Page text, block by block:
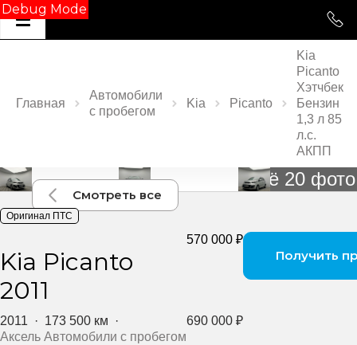
Debug Mode
Главная
Автомобили
с пробегом
Kia Picanto
Kia
Picanto
Хэтчбек
Бензин
1,3 л 85
л.с.
АКПП
Ещё 20 фото
Смотреть все
Оригинал ПТС
Kia Picanto
2011
570 000 ₽
2011 · 173 500 км ·
Аксель Автомобили с пробегом
690 000 ₽
Получить